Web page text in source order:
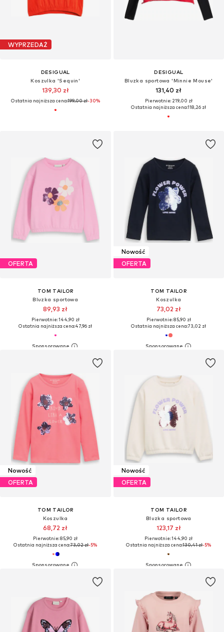
WYPRZEDAŻ
DESIGUAL
Koszulka 'Sequin'
139,30 zł
Ostatnia najniższa cena:199,00 zł-30%
DESIGUAL
Bluzka sportowa 'Minnie Mouse'
131,40 zł
Pierwotnie: 219,00 zł
Ostatnia najniższa cena:118,26 zł
OFERTA
TOM TAILOR
Bluzka sportowa
89,93 zł
Pierwotnie: 144,90 zł
Ostatnia najniższa cena:47,96 zł
Nowość
OFERTA
TOM TAILOR
Koszulka
73,02 zł
Pierwotnie: 85,90 zł
Ostatnia najniższa cena:73,02 zł
Nowość
OFERTA
TOM TAILOR
Koszulka
68,72 zł
Pierwotnie: 85,90 zł
Ostatnia najniższa cena:73,02 zł-5%
Nowość
OFERTA
TOM TAILOR
Bluzka sportowa
123,17 zł
Pierwotnie: 144,90 zł
Ostatnia najniższa cena:130,41 zł-5%